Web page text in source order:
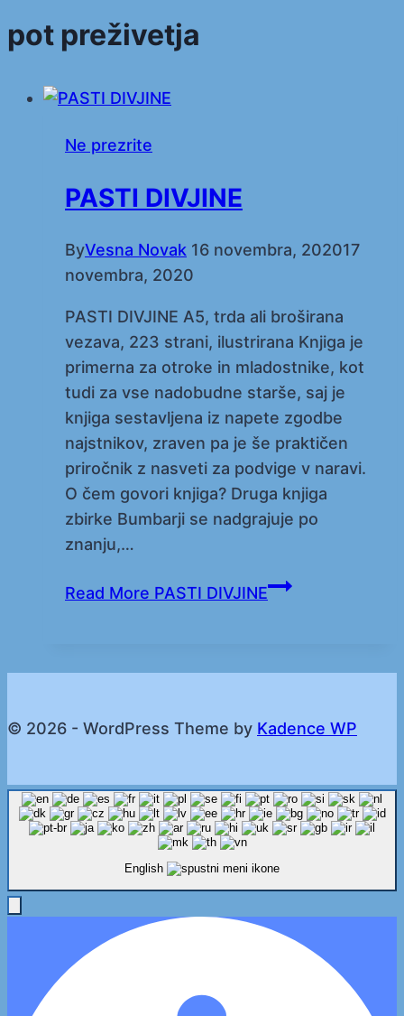
pot preživetja
Ne prezrite
PASTI DIVJINE
ByVesna Novak 16 novembra, 202017
novembra, 2020
PASTI DIVJINE A5, trda ali broširana
vezava, 223 strani, ilustrirana Knjiga je
primerna za otroke in mladostnike, kot
tudi za vse nadobudne starše, saj je
knjiga sestavljena iz napete zgodbe
najstnikov, zraven pa je še praktičen
priročnik z nasveti za podvige v naravi.
O čem govori knjiga? Druga knjiga
zbirke Bumbarji se nadgrajuje po
znanju,…
Read More PASTI DIVJINE
© 2026 - WordPress Theme by Kadence WP
English